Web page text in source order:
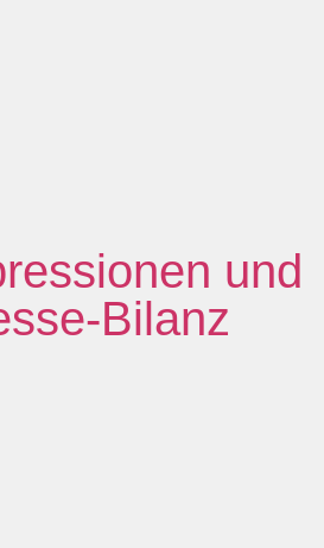
und
Bilanz